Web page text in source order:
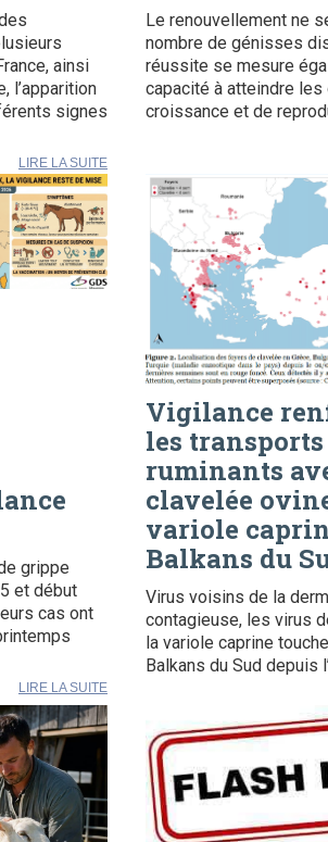
ainsi
l’apparition
signes
LIRE LA SUITE
Le renouvellement ne
nombre de génisses
réussite se mesure
capacité à atteindre
croissance et de
grippe
et début
cas ont
LIRE LA SUITE
Vigilance
les
ruminants
clavelée
variole
Balkans du
Virus voisins de la
contagieuse, les virus
la variole caprine
Balkans du Sud depuis